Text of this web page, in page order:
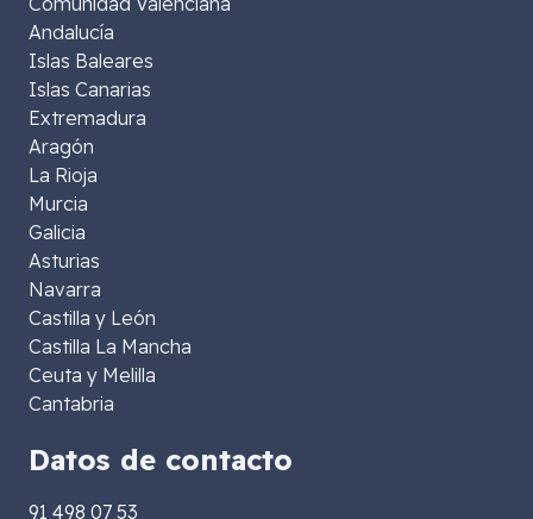
Andalucía
Islas Baleares
Islas Canarias
Extremadura
Aragón
La Rioja
Murcia
Galicia
Asturias
Navarra
Castilla y León
Castilla La Mancha
Ceuta y Melilla
Cantabria
Datos de contacto
91 498 07 53